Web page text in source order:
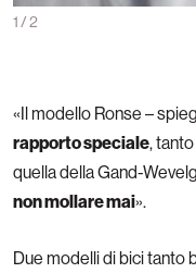
1/2
«Il modello Ronse –
rapporto speciale,
quella della Gand-
non mollare mai».
Due modelli di bici tanto